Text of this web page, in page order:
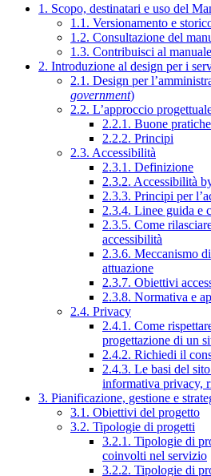
1. Scopo, destinatari e uso del
1.1. Versionamento e
1.2. Consultazione del
1.3. Contribuisci al manuale
2. Introduzione al design per i
2.1. Design per
government)
2.2. L’approccio
2.2.1. Buone pratiche
2.2.2. Principi
2.3. Accessibilità
2.3.1. Definizione
2.3.2. Accessibilità
2.3.3. Principi per
2.3.4. Linee guida e
2.3.5. Come
accessibilità
2.3.6. Meccanismo
attuazione
2.3.7. Obiettivi
2.3.8. Normativa e
2.4. Privacy
2.4.1. Come
progettazione di un
2.4.2. Richiedi il
2.4.3. Le basi del
informativa privacy,
3. Pianificazione, gestione e
3.1. Obiettivi del progetto
3.2. Tipologie di progetti
3.2.1. Tipologie di
coinvolti nel servizio
3.2.2. Tipologie di